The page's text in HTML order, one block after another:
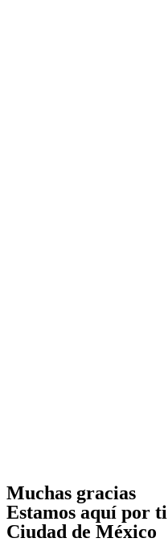
Muchas gracias
Estamos aquí por ti
Ciudad de México